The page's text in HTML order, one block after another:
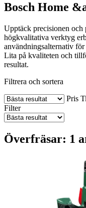
Bosch Home
Upptäck precisionen och
högkvalitativa verktyg
användningsalternativ
Lita på kvaliteten och
resultat.
Filtrera och sortera
Pris
Filter
Överfräsar: 1